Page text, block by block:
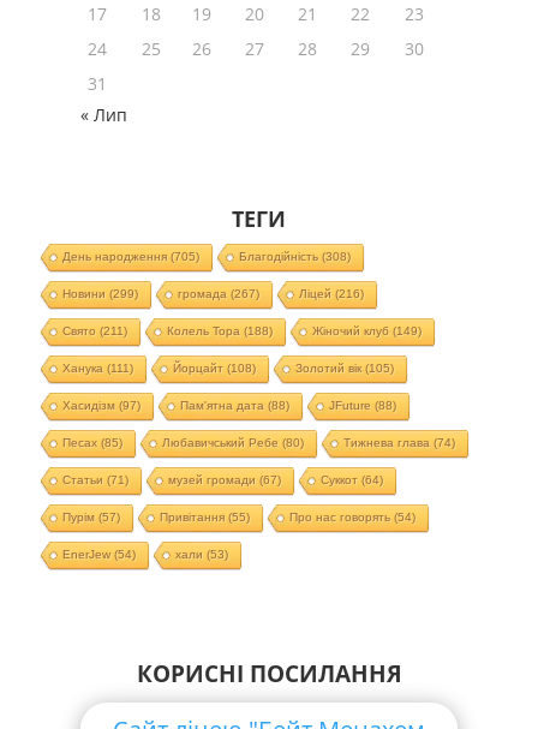
17
18 19 20 21 22
23
24
25 26 27 28 29
30
31
« Лип
ТЕГИ
День народження(705) Благодійність (308)
Новини (299) громада (267) Ліцей (216)
Свято (211) Колель Тора (188) Жіночий клуб (149)
Ханука (111) Йорцайт (108) Золотий вік(105)
Хасидізм (97) Пам'ятна дата (88) JFuture (88)
Песах(85) Любавичський Ребе (80) Тижнева глава (74)
Статьи (71) музей громади (67) Суккот (64)
Пурім (57) Привітання(55) Про нас говорять (54)
EnerJew(54) хали (53)
КОРИСНІ ПОСИЛАННЯ